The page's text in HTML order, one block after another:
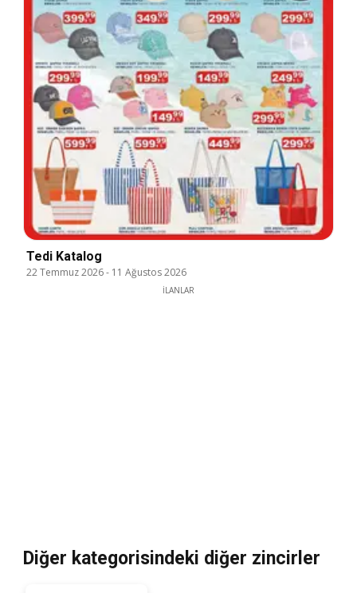
Tedi Katalog
22 Temmuz 2026- 11 Ağustos 2026
İLANLAR
Diğer kategorisindeki diğer zincirler